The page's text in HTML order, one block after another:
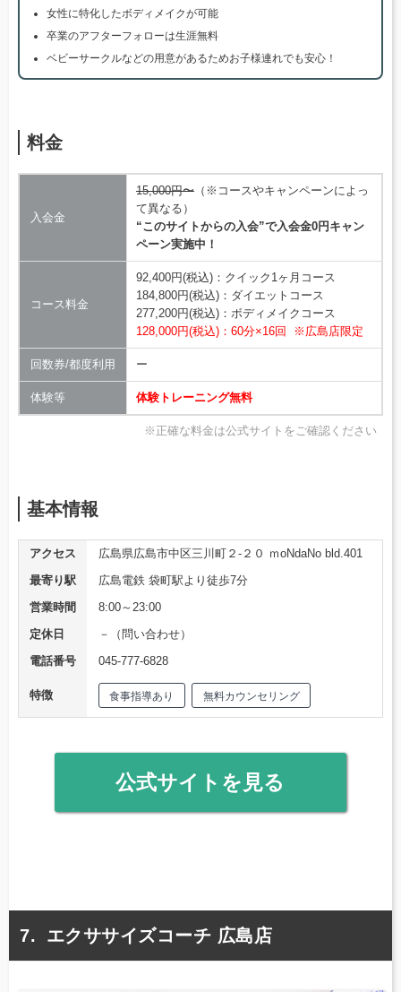
女性に特化したボディメイクが可能
卒業のアフターフォローは生涯無料
ベビーサークルなどの用意があるためお子様連れでも安心！
料金
入会金
15,000円〜 （※コースやキャンペーンによっ
て異なる）
“このサイトからの入会”で入会金0円キャン
ペーン実施中！
コース料金
92,400円(税込)：クイック1ヶ月コース
184,800円(税込)：ダイエットコース
277,200円(税込)：ボディメイクコース
128,000円(税込)：60分×16回 ※広島店限定
回数券/都度利用 ー
体験等 体験トレーニング無料
※正確な料金は公式サイトをご確認ください
基本情報
アクセス
広島県広島市中区三川町２-２０ ｍoNdaNo bld.401
最寄り駅
広島電鉄 袋町駅より徒歩7分
営業時間
8:00～23:00
定休日
－（問い合わせ）
電話番号
045-777-6828
特徴 食事指導あり 無料カウンセリング
公式サイトを見る
エクササイズコーチ 広島店